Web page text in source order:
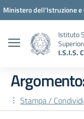
Vai ai contenuti
Vai al menu di
Vai al footer
Ministero dell'Istruzione
Istituto
I.S.I.S.
Stampa / Condividi